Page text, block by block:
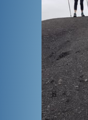
CONTACT
PHOTOS▼
DONS